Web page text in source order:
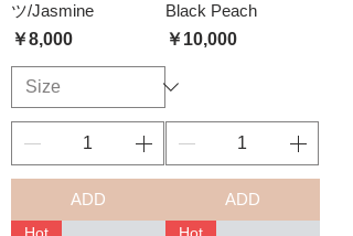
ツ/Jasmine
価格
￥8,000
ADD
Black Peach
価格
￥10,000
ADD